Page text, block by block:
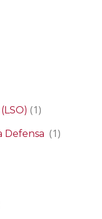
(1)
Defensa (1)